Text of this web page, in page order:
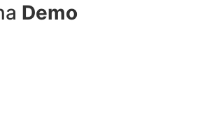
Demo